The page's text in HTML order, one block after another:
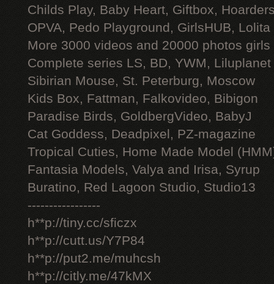
Childs Play, Baby Heart, Giftbox,
OPVA, Pedo Playground, GirlsHUB, Lolita
More 3000 videos and 20000 photos
Complete series LS, BD, YWM, Liluplanet
Sibirian Mouse, St. Peterburg, Moscow
Kids Box, Fattman, Falkovideo, Bibigon
Paradise Birds, GoldbergVideo, BabyJ
Cat Goddess, Deadpixel, PZ-magazine
Tropical Cuties, Home Made Model
Fantasia Models, Valya and Irisa, Syrup
Buratino, Red Lagoon Studio, Studio13
-----------------
h**p://tiny.cc/sficzx
h**p://cutt.us/Y7P84
h**p://put2.me/muhcsh
h**p://citly.me/47kMX